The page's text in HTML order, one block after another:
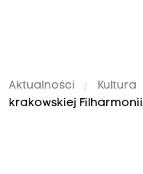
Aktualności Kultura
krakowskiej Filharmonii